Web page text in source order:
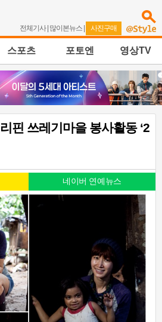
전체기사| 많이본뉴스 | 사진구매
스포츠 포토엔 영상TV
핀 쓰레기마을 봉사활동 ‘2
네이버 연예뉴스